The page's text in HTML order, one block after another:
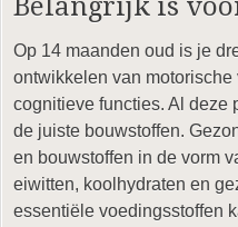
Belangrijk is
Op 14 maanden oud is je
ontwikkelen van
cognitieve functies. Al deze
de juiste bouwstoffen.
en bouwstoffen in de vorm
eiwitten, koolhydraten en
essentiële voedingsstoffen